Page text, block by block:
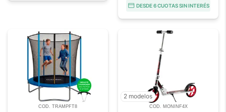
DESDE 6 CUOTAS SIN INTERÉS
COD. TRAMPFT8
2 modelos
COD. MONINF4X